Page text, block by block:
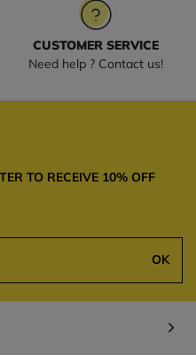
CUSTOMER SERVICE
Need help ? Contact us!
TO RECEIVE 10% OFF
OK